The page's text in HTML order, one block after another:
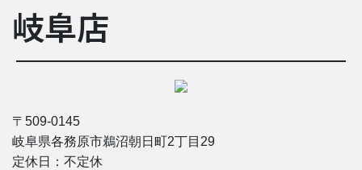
岐阜店
〒509-0145
岐阜県各務原市鵜沼朝日町2丁目29
定休日：不定休